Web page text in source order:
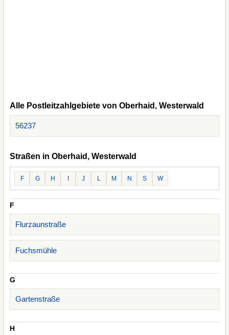
Alle Postleitzahlgebiete von Oberhaid, Westerwald
56237
Straßen in Oberhaid, Westerwald
F G H J L M N S W
F
Flurzaunstraße
Fuchsmühle
G
Gartenstraße
H